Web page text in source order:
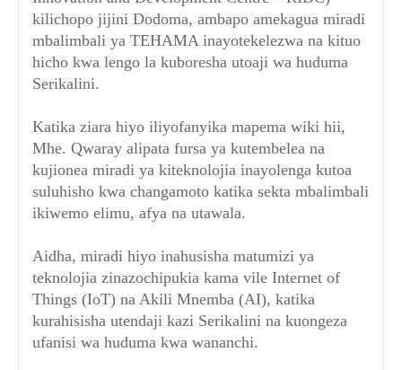
kilichopo jijini Dodoma, ambapo amekagua miradi
mbalimbali ya TEHAMA inayotekelezwa na kituo
hicho kwa lengo la kuboresha utoaji wa huduma
Serikalini.
Katika ziara hiyo iliyofanyika mapema wiki hii,
Mhe. Qwaray alipata fursa ya kutembelea na
kujionea miradi ya kiteknolojia inayolenga kutoa
suluhisho kwa changamoto katika sekta mbalimbali
ikiwemo elimu, afya na utawala.
Aidha, miradi hiyo inahusisha matumizi ya
teknolojia zinazochipukia kama vile Internet of
Things (IoT) na Akili Mnemba (AI), katika
kurahisisha utendaji kazi Serikalini na kuongeza
ufanisi wa huduma kwa wananchi.